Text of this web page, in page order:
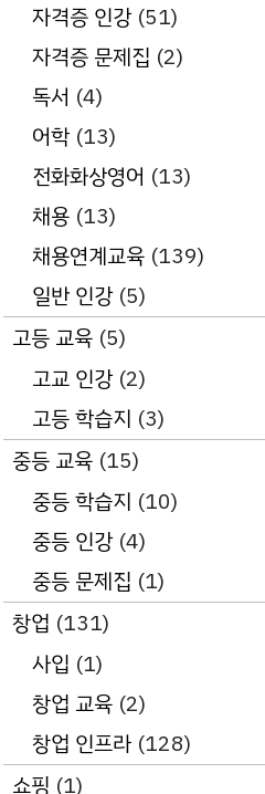
자격증 인강(51)
자격증 문제집 (2)
독서 (4)
어학 (13)
전화화상영어 (13)
채용 (13)
채용연계교육 (139)
일반 인강(5)
고등 교육 (5)
고교 인강(2)
고등 학습지 (3)
중등 교육 (15)
중등 학습지 (10)
중등 인강(4)
중등 문제집 (1)
창업 (131)
사입 (1)
창업 교육 (2)
창업 인프라 (128)
쇼핑 (1)